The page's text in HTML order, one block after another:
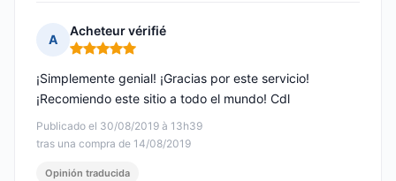
A
Acheteur vérifié
Nota: 5 de 5
Publicado el 30/08/2019 à 13h39
tras una compra de 14/08/2019
¡Simplemente genial! ¡Gracias por este servicio!
¡Recomiendo este sitio a todo el mundo! Cdl
Opinión traducida